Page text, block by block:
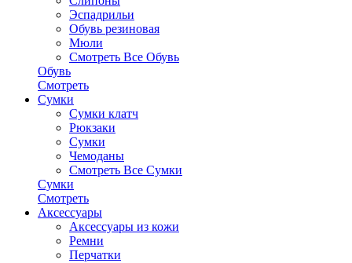
Эспадрильи
Обувь резиновая
Мюли
Смотреть Все Обувь
Обувь
Смотреть
Сумки
Сумки клатч
Рюкзаки
Сумки
Чемоданы
Смотреть Все Сумки
Сумки
Смотреть
Аксессуары
Аксессуары из кожи
Ремни
Перчатки